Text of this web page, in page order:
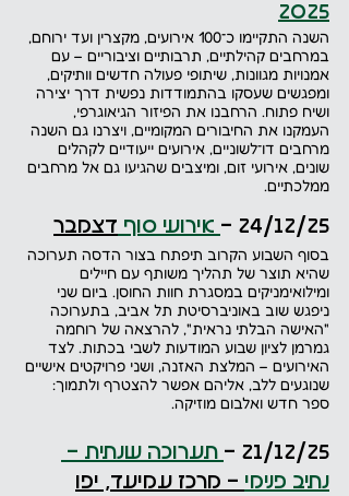
2025
השנה התקיימו כ־100 אירועים, מקצרין ועד ירוחם,
במרחבים קהילתיים, תרבותיים וציבוריים – עם
אמנויות מגוונות, שיתופי פעולה חדשים וותיקים,
ומפגשים שעסקו בהתמודדות נפשית דרך יצירה
ושיח פתוח. הרחבנו את הפיזור הגיאוגרפי,
העמקנו את החיבורים המקומיים, ויצרנו גם השנה
מרחבים דו־לשוניים, אירועים ייעודיים לקהלים
שונים, אירועי זום, ומיצבים שהגיעו גם אל מרחבים
ממלכתיים.
24/12/25 - אירועי סוף דצמבר
בסוף השבוע הקרוב תיפתח בצור הדסה תערוכה
שהיא תוצר של תהליך משותף עם חיילים
ומילואימניקים במסגרת חוות החוסן. ביום שני
ניפגש שוב באוניברסיטת תל אביב, בתערוכה
"האישה הבלתי נראית", להרצאה של רוחמה
גמרמן לציון שבוע המודעות לשבי בכתות. לצד
האירועים – המלצת האזנה, ושני פרויקטים אישיים
שנוגעים ללב, אליהם אפשר להצטרף ולתמוך:
ספר חדש ואלבום מוזיקה.
21/12/25 -
תערוכה שנתית -
נתיב פנימי - מרכז עמיעד, יפו